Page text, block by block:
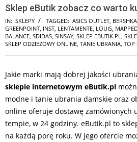
Sklep eButik zobacz co warto
IN: SKLEPY TAGGED: ASICS OUTLET BERSHKA
GREENPOINT INST LENTAMENTE LOUIS
BALANCE SDIDAS SINSAY SKLEP EBUTIK.PL
SKLEP ODZIEŻOWY ONLINE TANIE UBRANIA TOP
Jakie marki mają dobrej jakości
sklepie internetowym eButik.pl
modne i tanie ubrania damskie oraz
online oferuje dostawę zamówionych
tempie, w 24 godziny. eButik.pl to
na każdą porę roku. W jego ofercie